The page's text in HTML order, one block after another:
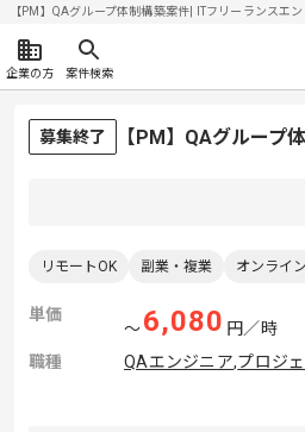
【PM】QAグループ体制構築案件| ITフリーランス
企業の方 案件検索
募集終了 【PM】QAグループ
リモートOK 副業・複業 オンライ
単価
〜6,080 円／時
職種
QAエンジニア,プロジ